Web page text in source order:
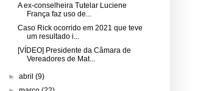
A ex-conselheira Tutelar Luciene
França faz uso de...
Caso Rick ocorrido em 2021 que teve
um resultado i...
[VÍDEO] Presidente da Câmara de
Vereadores de Mat...
►abril(9)